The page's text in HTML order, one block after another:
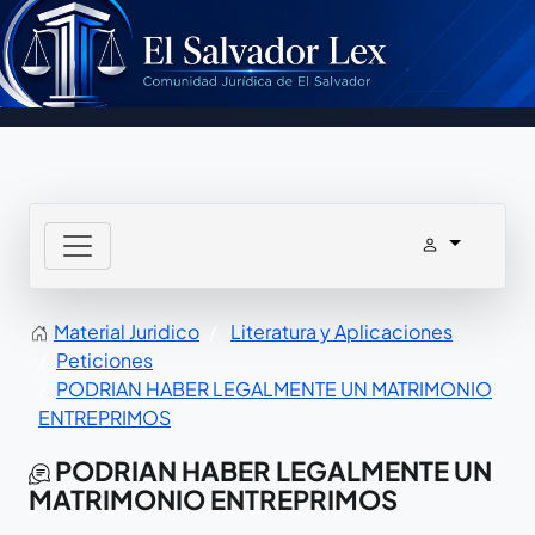
Material Juridico
Literatura y Aplicaciones
Peticiones
PODRIAN HABER LEGALMENTE UN MATRIMONIO
ENTREPRIMOS
PODRIAN HABER LEGALMENTE UN
MATRIMONIO ENTREPRIMOS